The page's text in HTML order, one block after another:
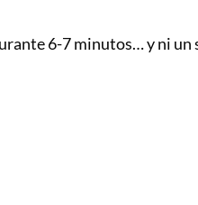
6-7 minutos… y ni un